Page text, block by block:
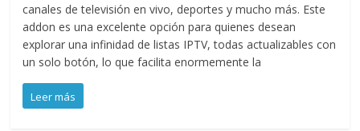
canales de televisión en vivo, deportes y mucho más. Este
addon es una excelente opción para quienes desean
explorar una infinidad de listas IPTV, todas actualizables con
un solo botón, lo que facilita enormemente la
Leer más